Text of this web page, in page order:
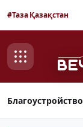
#Таза Қазақстан
Благоустройство